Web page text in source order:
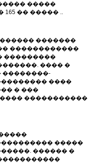
�����
�� ����� ..
�������
������������
���������
���� �
��������-
����
� ���
�����������
�����
������ �